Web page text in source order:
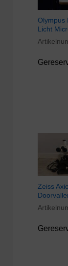
Olympus
Licht
Zeiss